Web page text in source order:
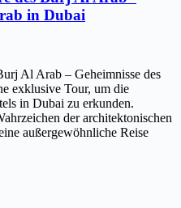
in Dubai
Al Arab – Geheimnisse des
exklusive Tour, um die
in Dubai zu erkunden.
der architektonischen
außergewöhnliche Reise